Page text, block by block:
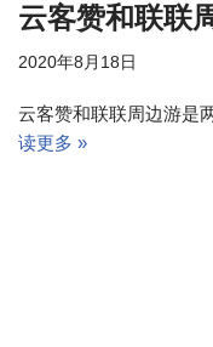
云客赞和联联
2020年8月18日
云客赞和联联周边游是
读更多 »